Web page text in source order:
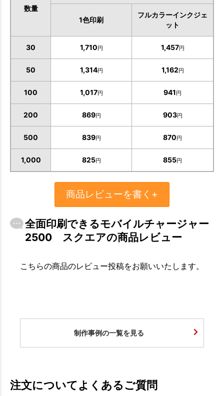
カートへ進む
数量
1色印刷
フルカラーインクジェ
ット
30 1,710円 1,457円
50 1,314円 1,162円
100 1,017円 941円
200 869円 903円
500 839円 870円
1,000 825円 855円
商品レビューを書く+
全面印刷できるモバイルチャージャー
2500 スクエアの商品レビュー
こちらの商品のレビュー投稿をお願いいたします。
制作事例の一覧を見る
注文についてよくあるご質問